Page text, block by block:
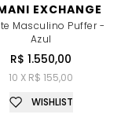
EXCHANGE
Masculino Puffer -
Azul
R$ 1.550,00
10 X R$ 155,00
WISHLIST